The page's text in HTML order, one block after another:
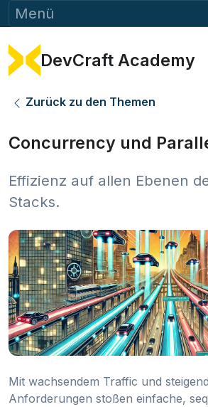
Menü
DevCraft Academy
Zurück zu den Themen
Concurrency und
Effizienz auf allen Ebenen
Stacks.
Mit wachsendem Traffic und
Anforderungen stoßen einfache,